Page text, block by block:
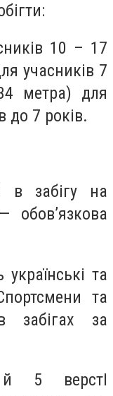
10 – 17
учасників 7
метра) для
до 7 років.
в забігу на
обов’язкова
та
та
забігах за
й 5 верстІ